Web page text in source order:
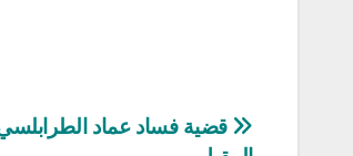
تصفّح
قضية فساد عماد